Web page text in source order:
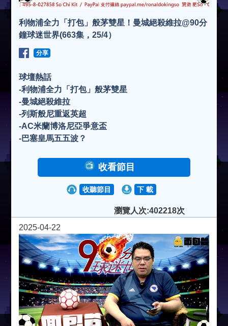
利物浦全力「打包」般茅雙星！曼城絕殺維拉@90分
鐘球迷世界(663集，25/4）
分享
球壇熱話
-利物浦全力「打包」般茅雙星
-曼城絕殺維拉
-列斯般尼重返英超
-AC米蘭博洛尼亞爭意盃
-巴塞皇馬五五波？
收看節目
收聽節目 下 載
瀏覽人次:402218次
2025-04-22